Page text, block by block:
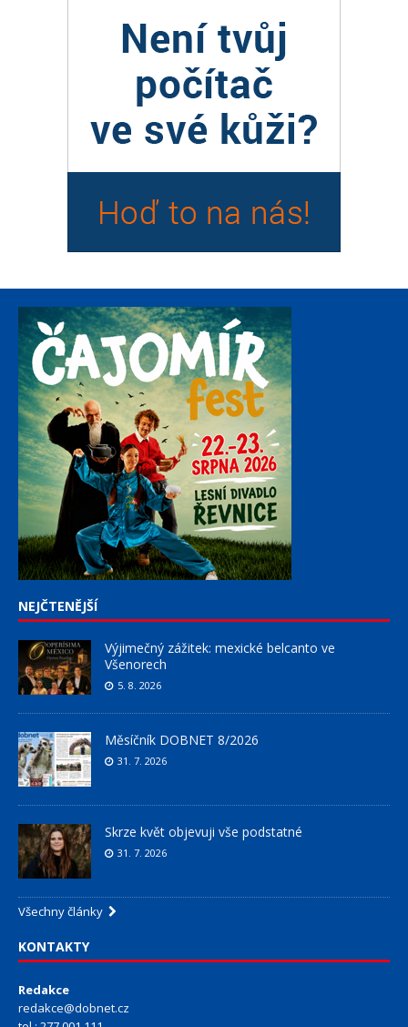
NEJČTENĚJŠÍ
Výjimečný zážitek: mexické belcanto ve
Všenorech
5. 8. 2026
Měsíčník DOBNET 8/2026
31. 7. 2026
Skrze květ objevuji vše podstatné
31. 7. 2026
Všechny články
KONTAKTY
Redakce
redakce@dobnet.cz